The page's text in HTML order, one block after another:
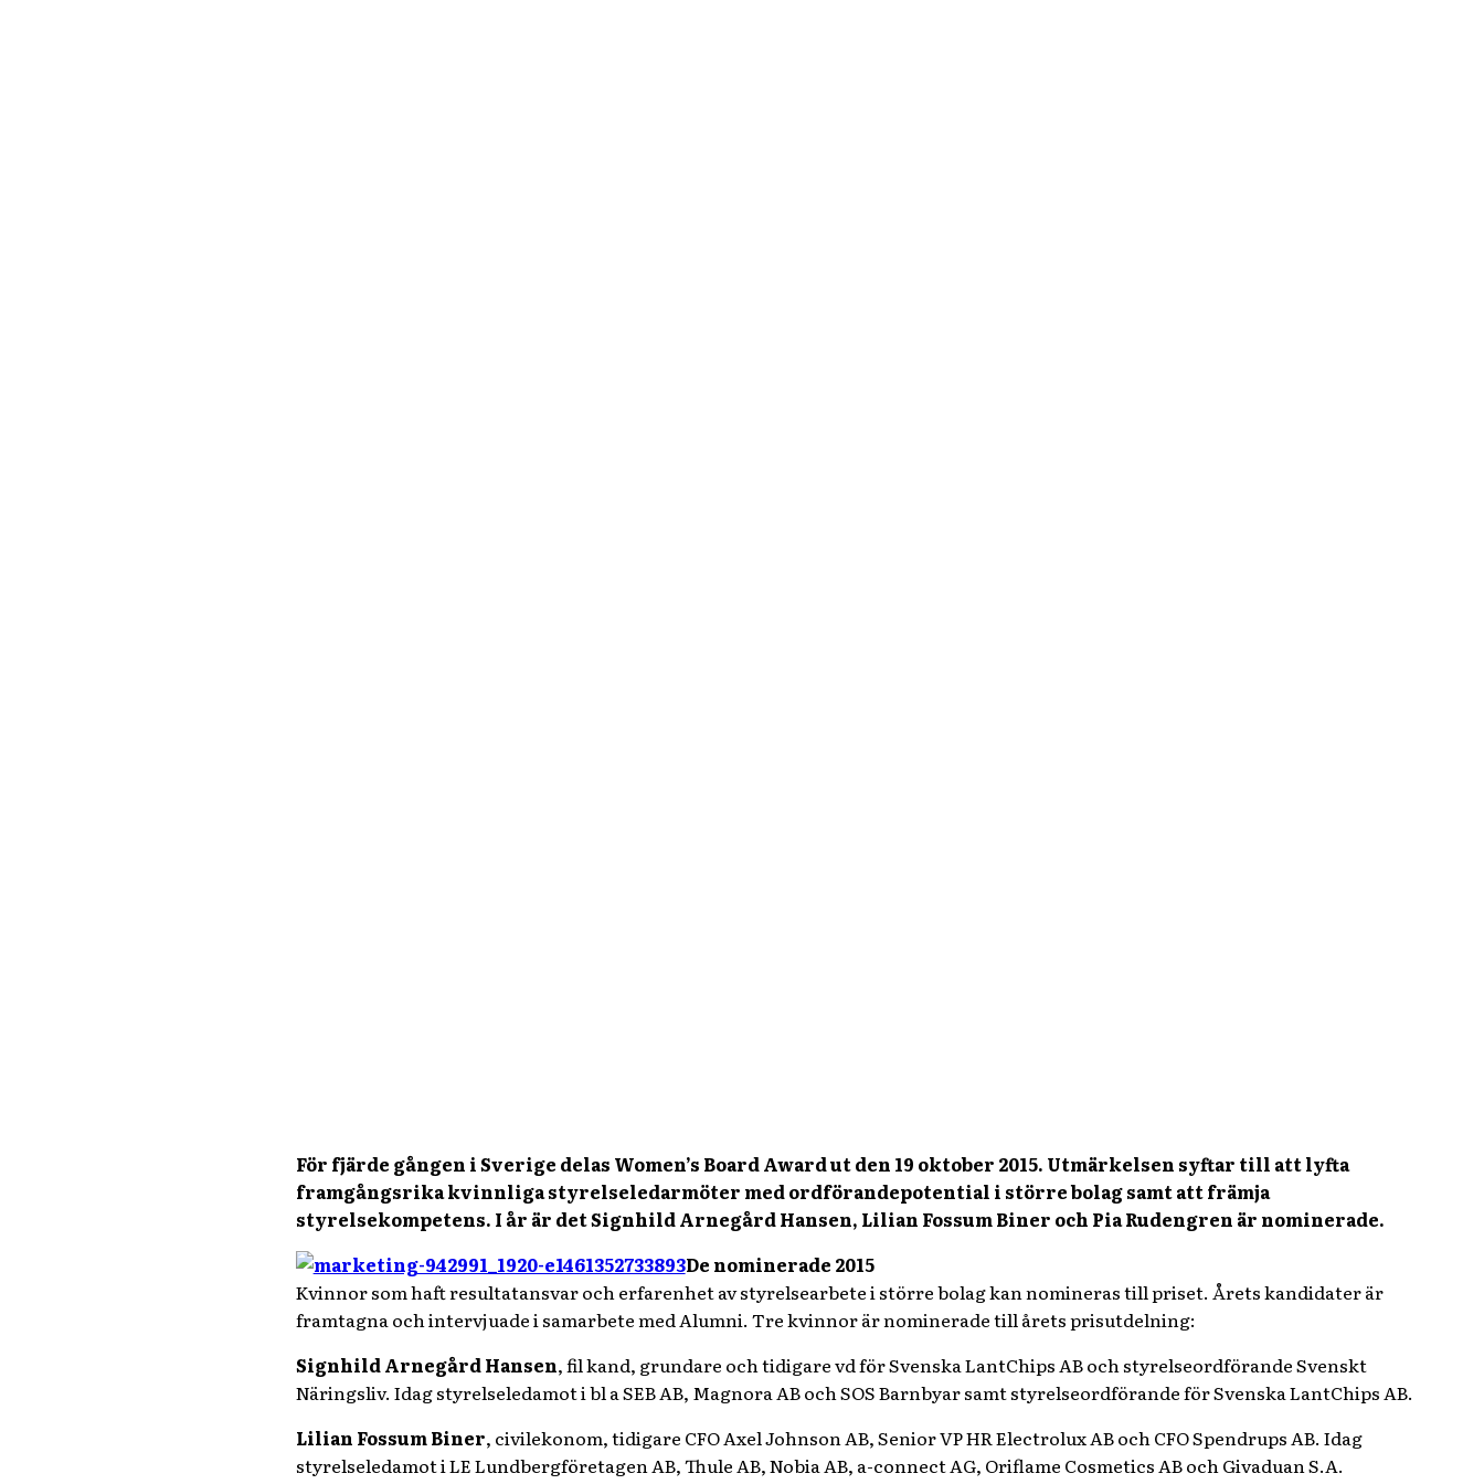
För fjärde gången i Sverige delas Women’s Board Award ut den 19 oktober 2015. Utmärkelsen syftar till att lyfta
framgångsrika kvinnliga styrelseledarmöter med ordförandepotential i större bolag samt att främja
styrelsekompetens. I år är det Signhild Arnegård Hansen, Lilian Fossum Biner och Pia Rudengren är nominerade.
De nominerade 2015
Kvinnor som haft resultatansvar och erfarenhet av styrelsearbete i större bolag kan nomineras till priset. Årets kandidater är
framtagna och intervjuade i samarbete med Alumni. Tre kvinnor är nominerade till årets prisutdelning:
Signhild Arnegård Hansen, fil kand, grundare och tidigare vd för Svenska LantChips AB och styrelseordförande Svenskt
Näringsliv. Idag styrelseledamot i bl a SEB AB, Magnora AB och SOS Barnbyar samt styrelseordförande för Svenska LantChips AB.
Lilian Fossum Biner, civilekonom, tidigare CFO Axel Johnson AB, Senior VP HR Electrolux AB och CFO Spendrups AB. Idag
styrelseledamot i LE Lundbergföretagen AB, Thule AB, Nobia AB, a-connect AG, Oriflame Cosmetics AB och Givaduan S.A.